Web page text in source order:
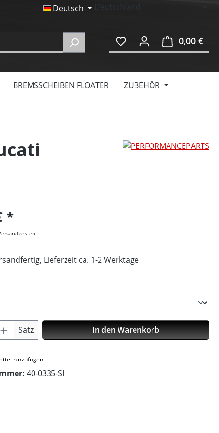
Deutsch
0,00 €
BREMSSCHEIBEN FLOATER ZUBEHÖR
Lieferzeit ca. 1-2 Werktage
Anzahl: Gib den gewünschten Wert
Satz In den Warenkorb
hinzufügen
40-0335-SI